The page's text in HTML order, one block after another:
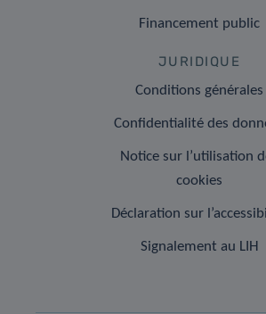
Financement public
JURIDIQUE
Conditions générales
Confidentialité des
Notice sur l’utilisation
cookies
Déclaration sur
Signalement au LIH